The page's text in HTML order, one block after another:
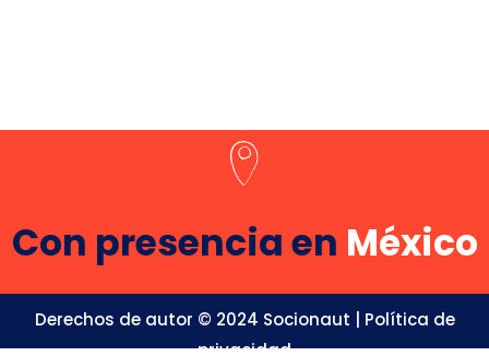
Con presencia en México
Derechos de autor © 2024 Socionaut | Política de
privacidad